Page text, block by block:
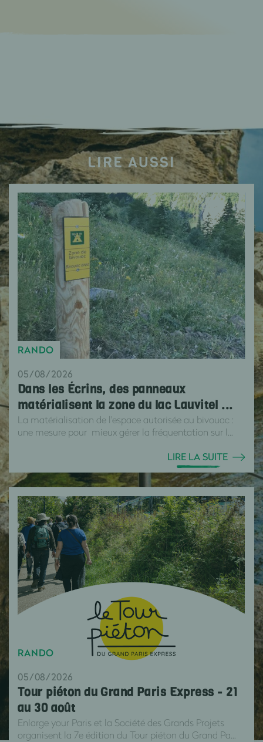
LIRE AUSSI
RANDO
05/08/2026
Dans les Écrins, des panneaux
matérialisent la zone du lac Lauvitel ...
La matérialisation de l'espace autorisée au bivouac :
une mesure pour mieux gérer la fréquentation sur l...
LIRE LA SUITE
RANDO
05/08/2026
Tour piéton du Grand Paris Express - 21
au 30 août
Enlarge your Paris et la Société des Grands Projets
organisent la 7e édition du Tour piéton du Grand Pa...